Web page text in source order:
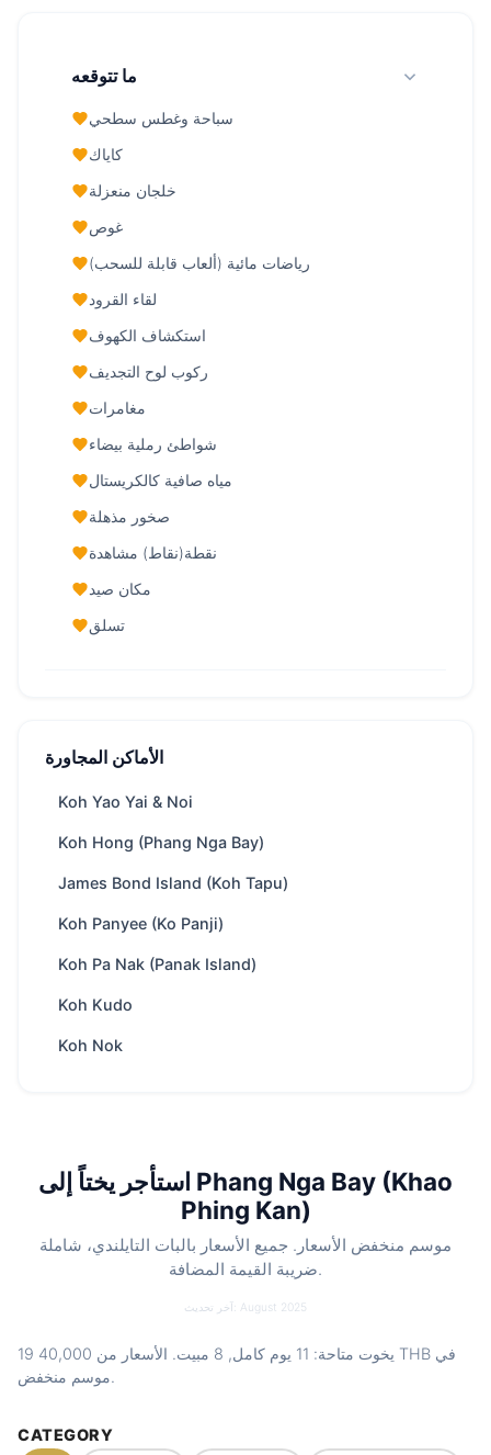
ما تتوقعه
سباحة وغطس سطحي
كاياك
خلجان منعزلة
غوص
رياضات مائية (ألعاب قابلة للسحب)
لقاء القرود
استكشاف الكهوف
ركوب لوح التجديف
مغامرات
شواطئ رملية بيضاء
مياه صافية كالكريستال
صخور مذهلة
نقطة(نقاط) مشاهدة
مكان صيد
تسلق
من
المنطقة
يخوت
Trip types
Best
سباحة وغطس سطحي · كاياك · خلجان منعزلة ·
أفضل موسم
spots
Bay) · James Bond Island (Koh Tapu) ·
Koh Panyee (Ko Panji)
Charter
Private route, flexible stops and captain-
guided planning depending on weather
الأماكن المجاورة
Koh Yao Yai & Noi
Koh Hong (Phang Nga Bay)
James Bond Island (Koh Tapu)
Koh Panyee (Ko Panji)
Koh Pa Nak (Panak Island)
Koh Kudo
Koh Nok
استأجر يختاً إلى Phang Nga Bay (Khao
Phing Kan)
موسم منخفض الأسعار. جميع الأسعار بالبات التايلندي، شاملة
ضريبة القيمة المضافة.
آخر تحديث: August 2025
19 يخوت متاحة: 11 يوم كامل, 8 مبيت. الأسعار من 40,000 THB
موسم منخفض.
CATEGORY